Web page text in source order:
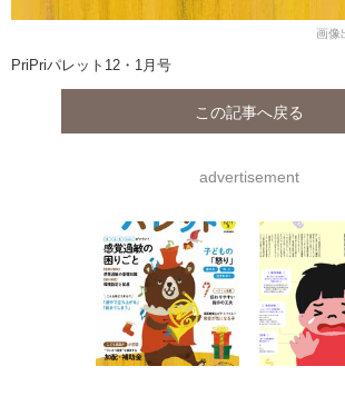
画像
PriPriパレット12・1⽉号
この記事へ戻る
advertisement